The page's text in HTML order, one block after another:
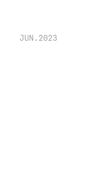
JUN.2023